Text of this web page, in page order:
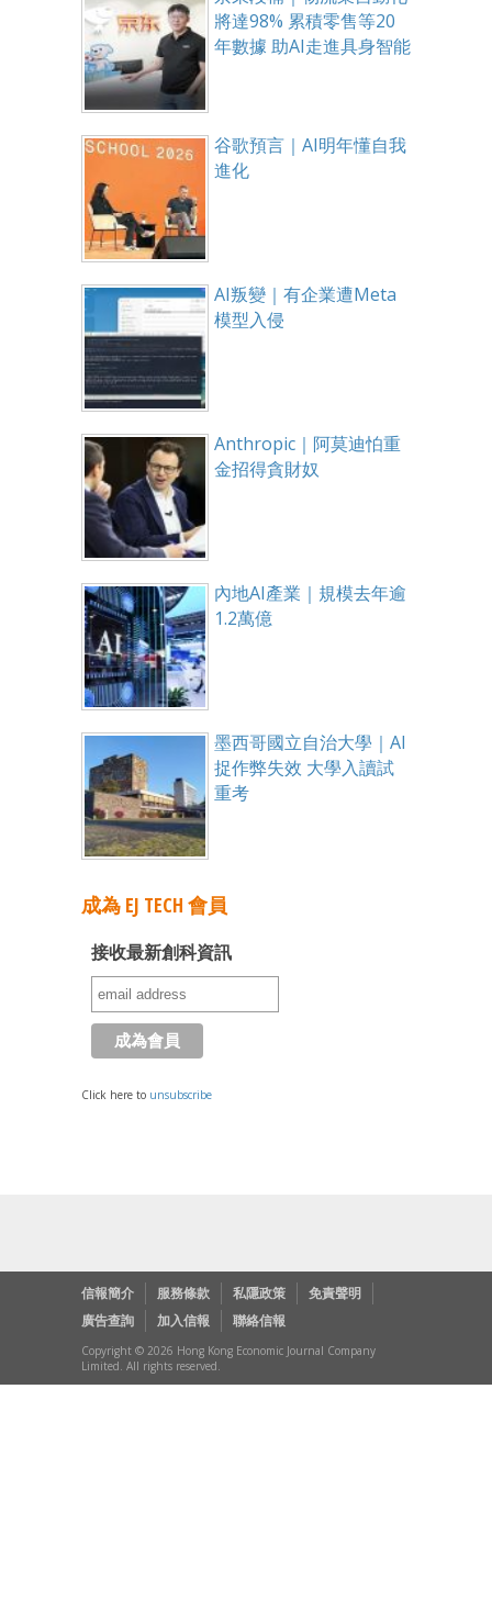
將達98% 累積零售等20
年數據 助AI走進具身智能
谷歌預言｜AI明年懂自我
進化
AI叛變｜有企業遭Meta
模型入侵
Anthropic｜阿莫迪怕重
金招得貪財奴
內地AI產業｜規模去年逾
1.2萬億
墨西哥國立自治大學｜AI
捉作弊失效 大學入讀試
重考
成為 EJ TECH 會員
接收最新創科資訊
Click here to unsubscribe
信報簡介 服務條款 私隱政策
免責聲明
廣告查詢
加入信報 聯絡信報
Copyright © 2026 Hong Kong Economic Journal Company
Limited. All rights reserved.